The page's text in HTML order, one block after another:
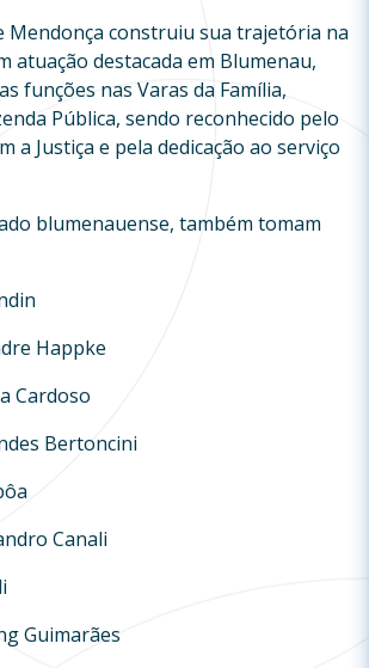
Mendonça construiu sua trajetória na
atuação destacada em Blumenau,
funções nas Varas da Família,
Pública, sendo reconhecido pelo
a Justiça e pela dedicação ao serviço
blumenauense, também tomam
Happke
Cardoso
Bertoncini
Canali
Guimarães